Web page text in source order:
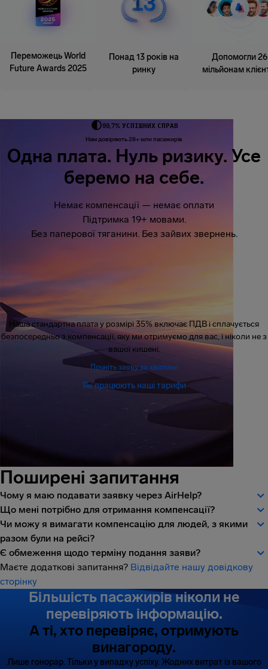
Переможець World
Future Awards 2025
Понад 13 років на
ринку
Допомогли 26
мільйонам
99,7% УСПІШНИХ СПРАВ
Нам довіряють 28+ млн пасажирів
Одна плата. Нуль ризику. Усе
беремо на себе.
Немає компенсації — немає оплати
Підтримка 19+ мовами.
Без паперової тяганини. Без зайвих звернень.
Наша стандартна плата у розмірі 35% включає ПДВ і сплачується
безпосередньо з компенсації, яку ми отримуємо для вас, і ніколи не з
вашої кишені.
Почніть заяву за хвилини
Як працюють наші тарифи
Поширені запитання
Чому я маю подавати заявку через AirHelp?
Що мені потрібно для отримання компенсації?
Чи можу я вимагати компенсацію для людей, з якими
разом були на рейсі?
Є обмеження щодо терміну подання заяви?
Маєте додаткові запитання? Відвідайте нашу довідкову
сторінку
Більшість пасажирів ніколи не
перевіряють інформацію.
А ті, хто перевіряє, отримують
винагороду.
Лише гонорар. Тільки у випадку успіху. Жодних витрат із вашого